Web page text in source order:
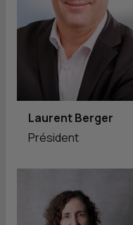
Laurent Berger
Président